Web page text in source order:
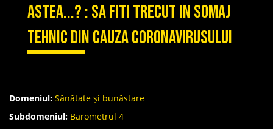
astea...? : Sa fiti trecut in somaj
tehnic din cauza coronavirusului
Domeniul: Sănătate și bunăstare
Subdomeniul: Barometrul 4